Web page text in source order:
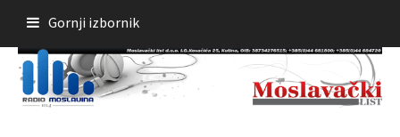
sadržaja
Gornji izbornik